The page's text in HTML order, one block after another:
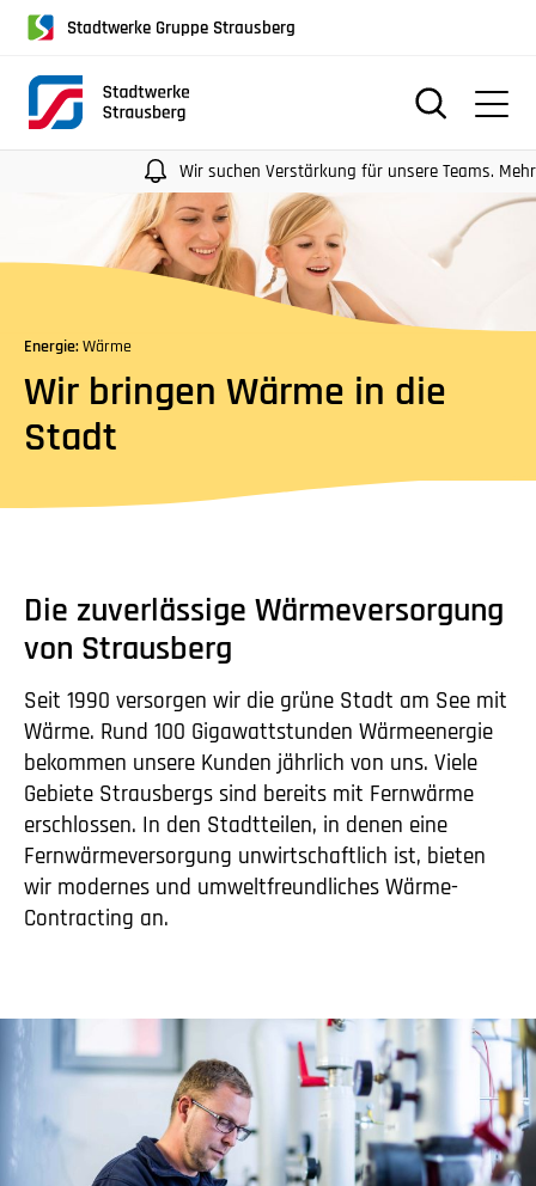
Screenreader
oder
Navigation
mit
Tabulatorentaste:
Überspringen
der
Stadtwerke Gruppe Strausberg
Wir suchen Verstärkung für unsere Teams. Mehr
Energie: Wärme
Wir bringen Wärme in die
Stadt
Die zuverlässige Wärmeversorgung
von Strausberg
Seit 1990 versorgen wir die grüne Stadt am See mit
Wärme. Rund 100 Gigawattstunden Wärmeenergie
bekommen unsere Kunden jährlich von uns. Viele
Gebiete Strausbergs sind bereits mit Fernwärme
erschlossen. In den Stadtteilen, in denen eine
Fernwärmeversorgung unwirtschaftlich ist, bieten
wir modernes und umweltfreundliches Wärme-
Contracting an.